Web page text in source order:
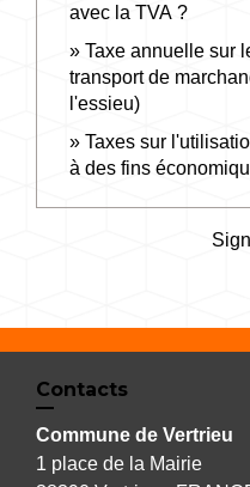
avec la TVA ?
Taxe annuelle sur
transport de
l'essieu)
Taxes sur
à des fins
Contacts
Commune de Vertrieu
1 place de la Mairie